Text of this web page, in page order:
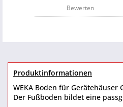
Bewerten
Produktinformationen
WEKA Boden für Gerätehäuser
Der Fußboden bildet eine